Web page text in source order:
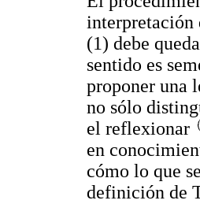
interpretación
(1) debe
sentido es
proponer una
no sólo
el reflexionar
en
cómo lo que
definición de